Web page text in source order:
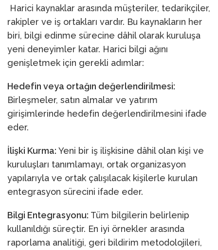
Harici kaynaklar arasında müşteriler, tedarikçiler,
rakipler ve iş ortakları vardır. Bu kaynakların her
biri, bilgi edinme sürecine dâhil olarak kuruluşa
yeni deneyimler katar. Harici bilgi ağını
genişletmek için gerekli adımlar:
Hedefin veya ortağın değerlendirilmesi:
Birleşmeler, satın almalar ve yatırım
girişimlerinde hedefin değerlendirilmesini ifade
eder.
İlişki Kurma: Yeni bir iş ilişkisine dâhil olan kişi ve
kuruluşları tanımlamayı, ortak organizasyon
yapılarıyla ve ortak çalışılacak kişilerle kurulan
entegrasyon sürecini ifade eder.
Bilgi Entegrasyonu: Tüm bilgilerin belirlenip
kullanıldığı süreçtir. En iyi örnekler arasında
raporlama analitiği, geri bildirim metodolojileri,